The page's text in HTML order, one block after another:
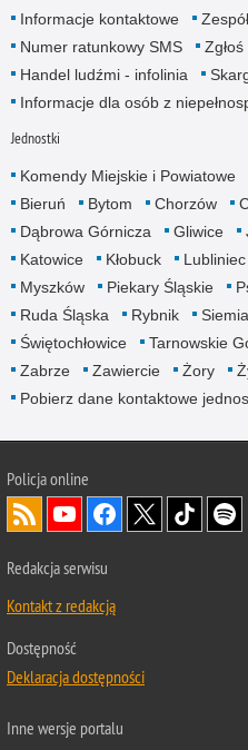
Informacje kontaktowe
Numer ratunkowy SMS
Handel ludźmi - infolinia
Informacje dla osób z
Jednostki
Komendy Miejskie i Powiatowe
Bieruń
Bytom Chorzów
Dąbrowa Górnicza
Gliwice
Katowice
Kłobuck Lubliniec
Myszków
Piekary Śląskie
Ruda Śląska
Rybnik
Świętochłowice
Tarnowskie
Zabrze
Zawiercie Żory
Pobierz dane kontaktowe
Policja online
Redakcja serwisu
Kontakt z redakcją
Dostępność
Deklaracja dostępności
Inne wersje portalu